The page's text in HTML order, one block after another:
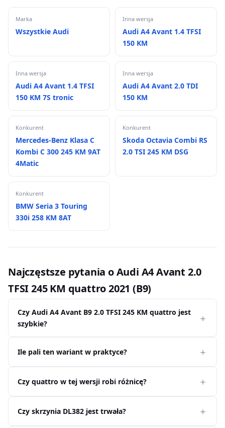
Marka
Wszystkie Audi
Inna wersja
Audi A4 Avant 1.4 TFSI
150 KM
Inna wersja
Audi A4 Avant 1.4 TFSI
150 KM 7S tronic
Inna wersja
Audi A4 Avant 2.0 TDI
150 KM
Konkurent
Mercedes-Benz Klasa C
Kombi C 300 245 KM 9AT
4Matic
Konkurent
Skoda Octavia Combi RS
2.0 TSI 245 KM DSG
Konkurent
BMW Seria 3 Touring
330i 258 KM 8AT
Najczęstsze pytania o Audi A4 Avant 2.0
TFSI 245 KM quattro 2021 (B9)
Czy Audi A4 Avant B9 2.0 TFSI 245 KM quattro jest
szybkie?
Ile pali ten wariant w praktyce?
Czy quattro w tej wersji robi różnicę?
Czy skrzynia DL382 jest trwała?